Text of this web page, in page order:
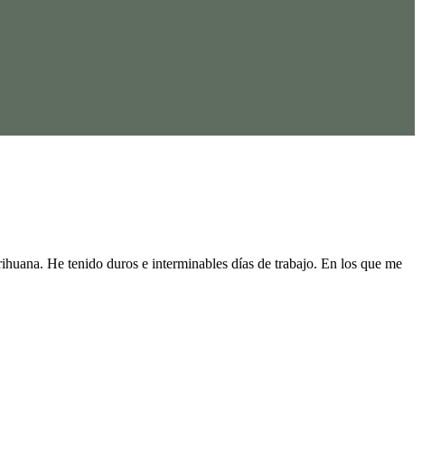
He tenido duros e interminables días de trabajo. En los que me